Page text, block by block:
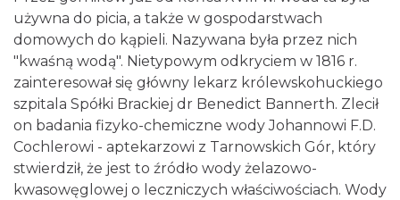
używna do picia, a także w gospodarstwach
domowych do kąpieli. Nazywana była przez nich
"kwaśną wodą". Nietypowym odkryciem w 1816 r.
zainteresował się główny lekarz królewskohuckiego
szpitala Spółki Brackiej dr Benedict Bannerth. Zlecił
on badania fizyko-chemiczne wody Johannowi F.D.
Cochlerowi - aptekarzowi z Tarnowskich Gór, który
stwierdził, że jest to źródło wody żelazowo-
kwasowęglowej o leczniczych właściwościach. Wody